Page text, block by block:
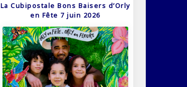
La Cubipostale Bons Baisers d’Orly
en Fête 7 juin 2026